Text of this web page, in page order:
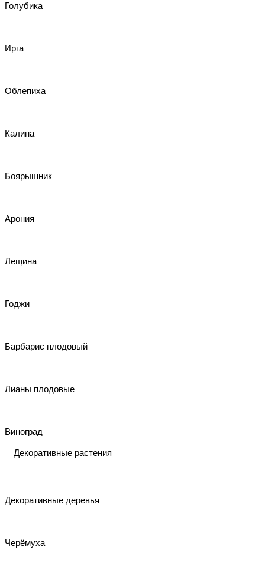
Голубика
Ирга
Облепиха
Калина
Боярышник
Арония
Лещина
Годжи
Барбарис плодовый
Лианы плодовые
Виноград
Декоративные растения
Декоративные деревья
Черёмуха